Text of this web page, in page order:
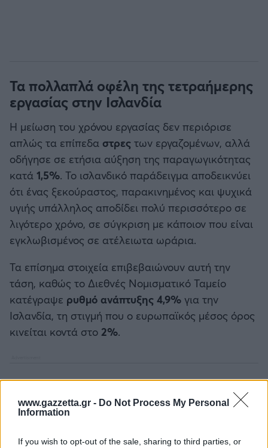
www.gazzetta.gr - Do Not Process My Personal
Information
If you wish to opt-out of the sale, sharing to third parties, or
Τα πολλαπλά οφέλη της τετραήμερης
εργασίας στην Ισλανδία
Η μείωση του χρόνου εργασίας δεν περιόρισε
απλώς τα επίπεδα στρες των εργαζομένων, αλλά
οδήγησε σε ετήσια αύξηση της παραγωγικότητας
κατά 1,5%. Το ισλανδικό παράδειγμα αποδεικνύει
ότι ένας ξεκούραστος, παρακινημένος και ψυχικά
υγιής υπάλληλος αποδίδει πολύ περισσότερο σε
λιγότερο χρόνο, σε σύγκριση με κάποιον που είναι
εγκλωβισμένος σε ατέλειωτα ωράρια.
Τα επίσημα στοιχεία επιβεβαιώνουν αυτή την
τάση, καθώς το Διεθνές Νομισματικό Ταμείο
κατέγραψε ρυθμό ανάπτυξης 4,9% για την
Ισλανδία, τη στιγμή που ο ευρωπαϊκός μέσος όρος
κινείται κοντά στο 2%.